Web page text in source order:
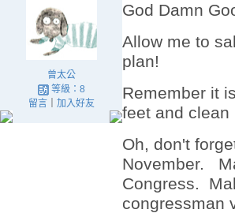
曾太公
等級：8
留言｜ 加入好友
God Damn
Allow me to
plan!
Remember it
feet and clean
Oh, don't
November.
Congress.
congressman